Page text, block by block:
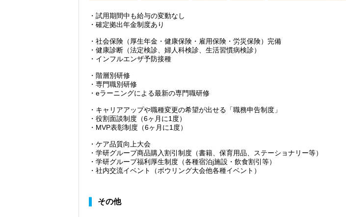
・試用期間中も給与の変動なし
・確定拠出年金制度あり
・社会保険（厚生年金・健康保険・雇用保険・労災保険）完備
・健康診断（法定検診、婦人科検診、生活習慣病検診）
・インフルエンザ予防接種
・階層別研修
・専門職別研修
・eラーニングによる最新の専門職研修
・キャリアアップや職種変更の希望が出せる「職務申告制度」
・役割面談制度（6ヶ月に1度）
・MVP表彰制度（6ヶ月に1度）
・ケア品質向上大会
・学研グループ商品購入割引制度（書籍、保育用品、ステーショナリー等）
・学研グループ福利厚生制度（各種宿泊j施設・飲食割引等）
・社内交流イベント（ボウリング大会他各種イベント）
その他